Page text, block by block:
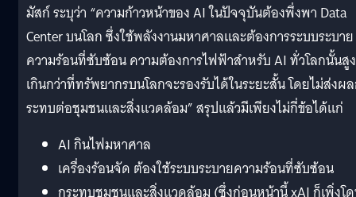
มัสก์ ระบุว่า “ความก้าวหน้าของ AI ในปัจจุบันต้องพึ่งพา Data
Center บนโลก ซึ่งใช้พลังงานมหาศาลและต้องการระบบระบาย
ความร้อนที่ซับซ้อน ความต้องการไฟฟ้าสำหรับ AI ทั่วโลกนั้นสูง
เกินกว่าที่ทรัพยากรบนโลกจะรองรับได้ในระยะสั้น โดยไม่ส่งผ
ระทบต่อชุมชนและสิ่งแวดล้อม” สรุปแล้วมีเพียงไม่กี่ข้อได้แก่
AI กินไฟมหาศาล
เครื่องร้อนจัด ต้องใช้ระบบระบายความร้อนที่ซับซ้อน